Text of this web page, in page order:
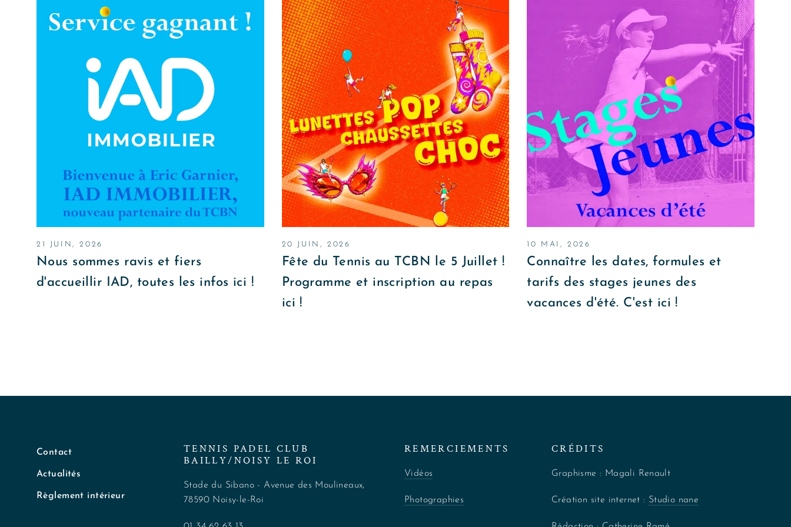
21 JUIN, 2026
Nous sommes ravis et fiers
d'accueillir IAD, toutes les infos ici !
20 JUIN, 2026
Fête du Tennis au TCBN le 5 Juillet !
Programme et inscription au repas
ici !
10 MAI, 2026
Connaître les dates, formules et
tarifs des stages jeunes des
vacances d'été. C'est ici !
Contact
Actualités
Règlement intérieur
TENNIS PADEL CLUB
BAILLY/NOISY LE ROI
Stade du Sibano - Avenue des Moulineaux,
78590 Noisy-le-Roi
REMERCIEMENTS
Vidéos
Photographies
CRÉDITS
Graphisme : Magali Renault
Création site internet : Studio nane